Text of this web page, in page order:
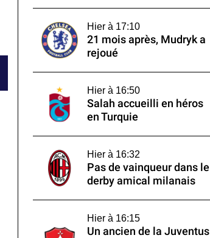
Hier à 17:10
21 mois après, Mudryk a
rejoué
Hier à 16:50
Salah accueilli en héros
en Turquie
Hier à 16:32
Pas de vainqueur dans le
derby amical milanais
Hier à 16:15
Un ancien de la Juventus